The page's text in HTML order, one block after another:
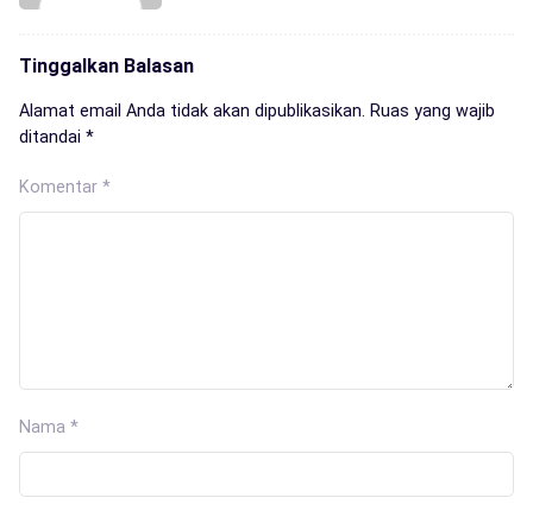
Tinggalkan Balasan
Alamat email Anda tidak akan dipublikasikan. Ruas yang wajib
ditandai *
Komentar *
Nama *